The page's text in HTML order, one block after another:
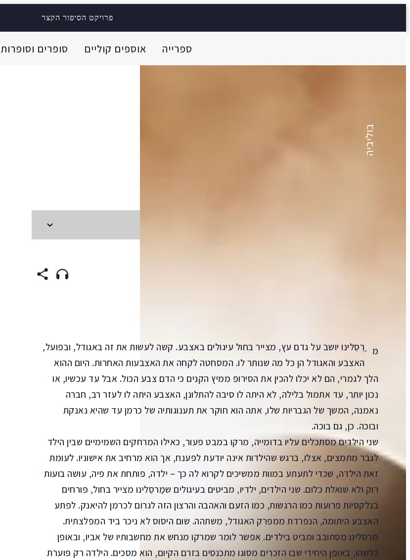
פרויקט הסיפור הקצר
ספרייה אוספים קוליים סופרים וסופרות
בוליביה
מ
ַרְסֵלינוֹ יושב על גדם עץ, מצייר בחול עיגולים באצבע. קשה לעשות את זה באגודל, ובפועל,
האצבע והאגודל הן כל מה שנותר לו. המסחטה לקחה את האצבעות האחרות. היום ההוא
הלך לגמרי, הם לא יכלו להכין את הסירופ ממיץ הקנים כי הדם צבע הכול. אבל עד עכשיו, או
נכון יותר, עד אתמול בלילה, לא היתה לו סיבה להתלונן, האצבע היתה לו לעזר רב, חברה
נאמנה, המשך של הגבריות שלו, אתה הוא חוקר את תענוגותיה של כרמן עד שהיא נאנקת
ובוכה. כן, גם בוכה.
שני הילדים מסתכלים עליו בדומייה, מרקו במבט פעור, כאילו המרחקים השמימיים שבין הילד
לגבר מתמצים, אצלו, ברגש שהילדוּת אינה יודעת לפענח, אך הוא מרחיב את אישוניו. לעומת
זאת הילדה, שכדי לתעתע במוות ממשיכים לקרוא לה כך – ילדה, פותחת את פיה, עושה בועות
רוק ולא שואלת כלום. שני הילדים, ילדיו, מביטים בעיגולים שמַרסֵלינו מצייר בחול, פורחים
בגלקסיות פרועות כמו הרגשות, כמו הזעם והאהבה והרצון הזה לגרום לכרמן להיאנק. לפתע
האצבע היתומה, הנפרדת ממפרק האגודל, משתהה. שום היסוס לא ניכר ביד המפלצתית.
מרסלינו מסתובב ומביט בילדים. אפשר לומר שמרקו מנחש את מחשבותיו של אביו, ובאופן
כלשהו, באופן היחידי שבו הזכרים מסוגו מתכנסים בזרם הקיום, הוא מסכים. הילדה רק פוערת